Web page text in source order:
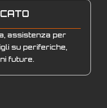
assistenza per
su periferiche,
future.